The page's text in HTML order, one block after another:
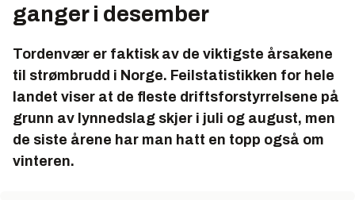
ganger i desember
Tordenvær er faktisk av de viktigste årsakene
til strømbrudd i Norge. Feilstatistikken for hele
landet viser at de fleste driftsforstyrrelsene på
grunn av lynnedslag skjer i juli og august, men
de siste årene har man hatt en topp også om
vinteren.